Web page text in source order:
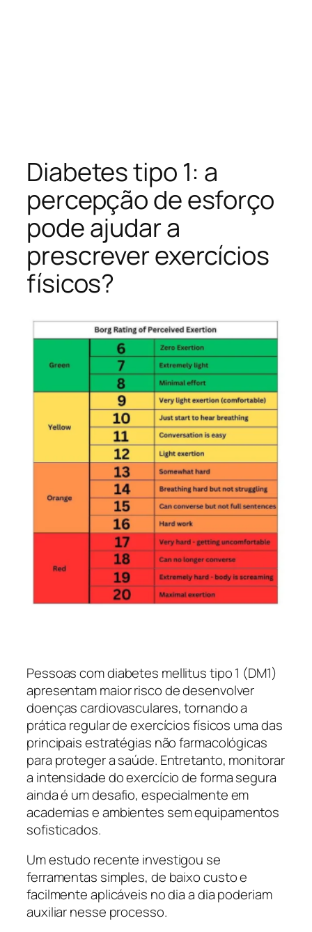
Diabetes tipo 1: a
percepção de esforço
pode ajudar a
prescrever exercícios
físicos?
Pessoas com diabetes mellitus tipo 1 (DM1)
apresentam maior risco de desenvolver
doenças cardiovasculares, tornando a
prática regular de exercícios físicos uma das
principais estratégias não farmacológicas
para proteger a saúde. Entretanto, monitorar
a intensidade do exercício de forma segura
ainda é um desafio, especialmente em
academias e ambientes sem equipamentos
sofisticados.
Um estudo recente investigou se
ferramentas simples, de baixo custo e
facilmente aplicáveis no dia a dia poderiam
auxiliar nesse processo.